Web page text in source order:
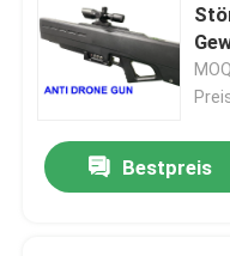
Bestpreis